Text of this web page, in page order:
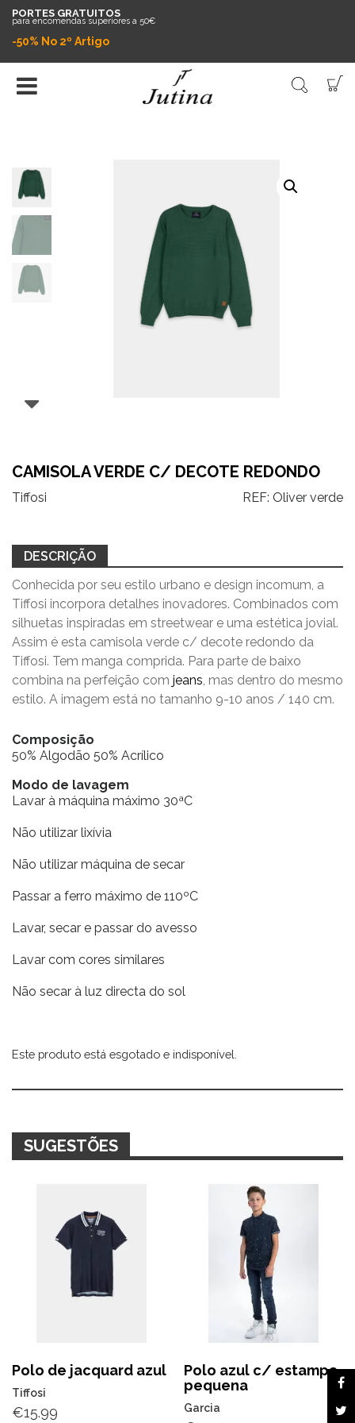
PORTES GRATUITOS
para encomendas superiores a 50€
-50% No 2º Artigo
CAMISOLA VERDE C/ DECOTE REDONDO
Tiffosi REF: Oliver verde
DESCRIÇÃO
Conhecida por seu estilo urbano e design incomum, a
Tiffosi incorpora detalhes inovadores. Combinados com
silhuetas inspiradas em streetwear e uma estética jovial.
Assim é esta camisola verde c/ decote redondo da
Tiffosi. Tem manga comprida. Para parte de baixo
combina na perfeição com jeans, mas dentro do mesmo
estilo. A imagem está no tamanho 9-10 anos / 140 cm.
Composição
50% Algodão 50% Acrílico
Modo de lavagem
Lavar à máquina máximo 30ªC
Não utilizar lixívia
Não utilizar máquina de secar
Passar a ferro máximo de 110ºC
Lavar, secar e passar do avesso
Lavar com cores similares
Não secar à luz directa do sol
Este produto está esgotado e indisponível.
Alternative:
SUGESTÕES
Polo de jacquard azul
Tiffosi
€15.99
Polo azul c/ estampa
pequena
Garcia